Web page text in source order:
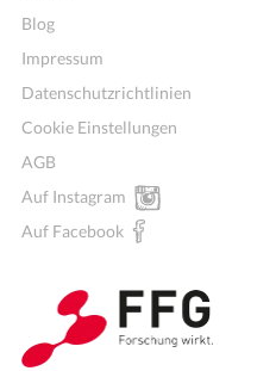
Blog
Impressum
Datenschutzrichtlinien
Cookie Einstellungen
AGB
Auf Instagram
Auf Facebook